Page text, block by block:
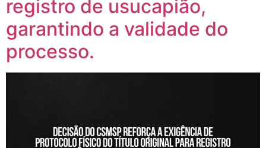
registro de usucapião,
garantindo a validade do
processo.